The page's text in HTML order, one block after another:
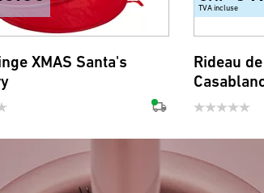
XMAS Santa's
TVA incluse
Rideau